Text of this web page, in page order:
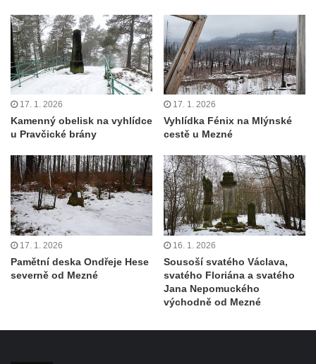
17. 1. 2026
Kamenný obelisk na vyhlídce
u Pravčické brány
17. 1. 2026
Vyhlídka Fénix na Mlýnské
cestě u Mezné
17. 1. 2026
Pamětní deska Ondřeje Hese
severně od Mezné
16. 1. 2026
Sousoší svatého Václava,
svatého Floriána a svatého
Jana Nepomuckého
východně od Mezné